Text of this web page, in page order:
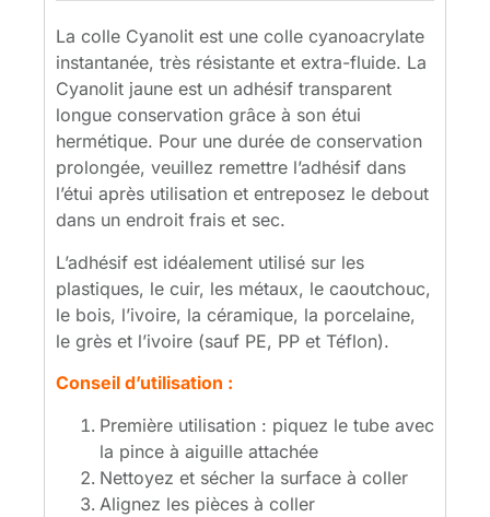
La colle Cyanolit est une colle cyanoacrylate
instantanée, très résistante et extra-fluide. La
Cyanolit jaune est un adhésif transparent
longue conservation grâce à son étui
hermétique. Pour une durée de conservation
prolongée, veuillez remettre l’adhésif dans
l’étui après utilisation et entreposez le debout
dans un endroit frais et sec.
L’adhésif est idéalement utilisé sur les
plastiques, le cuir, les métaux, le caoutchouc,
le bois, l’ivoire, la céramique, la porcelaine,
le grès et l’ivoire (sauf PE, PP et Téflon).
Conseil d’utilisation :
Première utilisation : piquez le tube avec
la pince à aiguille attachée
Nettoyez et sécher la surface à coller
Alignez les pièces à coller